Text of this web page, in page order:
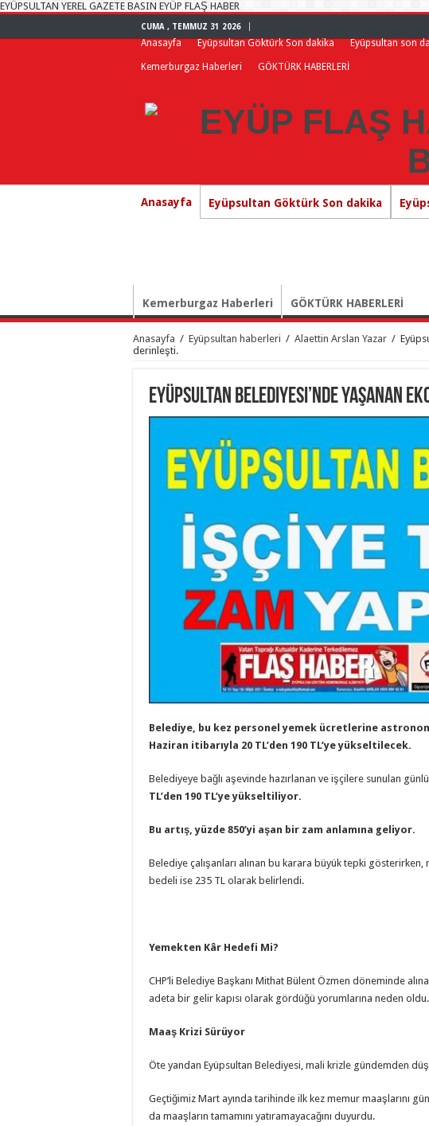
EYÜPSULTAN YEREL GAZETE BASIN EYÜP FLAŞ HABER
CUMA , TEMMUZ 31 2026
Anasayfa Eyüpsultan Göktürk Son dakika Eyüpsultan son
Kemerburgaz Haberleri GÖKTÜRK HABERLERİ
Anasayfa Eyüpsultan Göktürk Son dakika
Kemerburgaz Haberleri GÖKTÜRK HABERLERİ
Anasayfa / Eyüpsultan haberleri / Alaettin Arslan Yazar /
derinleşti.
Eyüpsultan Belediyesi’nde yaşanan
Belediye, bu kez personel yemek ücretlerine
Haziran itibarıyla 20 TL’den 190 TL’ye yükseltilecek.
Belediyeye bağlı aşevinde hazırlanan ve işçilere sunulan
TL’den 190 TL’ye yükseltiliyor.
Bu artış, yüzde 850’yi aşan bir zam anlamına geliyor.
Belediye çalışanları alınan bu karara büyük tepki
bedeli ise 235 TL olarak belirlendi.
Yemekten Kâr Hedefi Mi?
CHP’li Belediye Başkanı Mithat Bülent Özmen döneminde
adeta bir gelir kapısı olarak gördüğü yorumlarına neden oldu.
Maaş Krizi Sürüyor
Öte yandan Eyüpsultan Belediyesi, mali krizle gündemden
Geçtiğimiz Mart ayında tarihinde ilk kez memur maaşlarını
da maaşların tamamını yatıramayacağını duyurdu.